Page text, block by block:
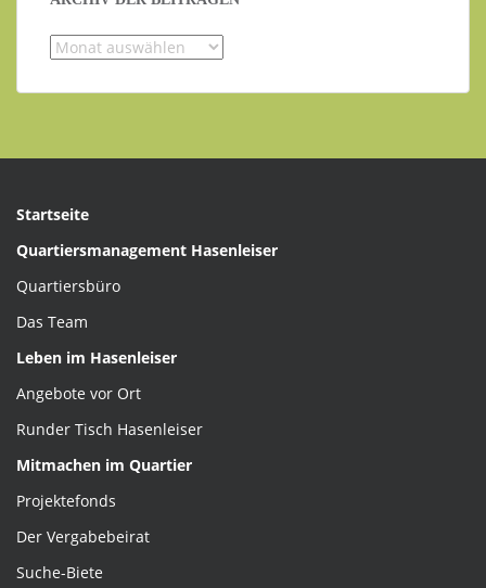
Archiv
Beiträgen
Startseite
Quartiersmanagement Hasenleiser
Quartiersbüro
Das Team
Leben im Hasenleiser
Angebote vor Ort
Runder Tisch Hasenleiser
Mitmachen im Quartier
Projektefonds
Der Vergabebeirat
Suche-Biete